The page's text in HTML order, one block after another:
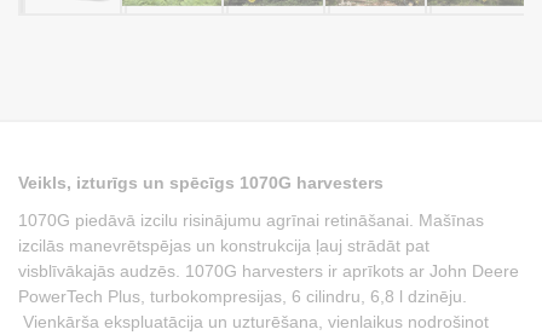
Veikls, izturīgs un spēcīgs 1070G harvesters
1070G piedāvā izcilu risinājumu agrīnai retināšanai. Mašīnas
izcilās manevrētspējas un konstrukcija ļauj strādāt pat
visblīvākajās audzēs. 1070G harvesters ir aprīkots ar John Deere
PowerTech Plus, turbokompresijas, 6 cilindru, 6,8 l dzinēju.
Vienkārša ekspluatācija un uzturēšana, vienlaikus nodrošinot